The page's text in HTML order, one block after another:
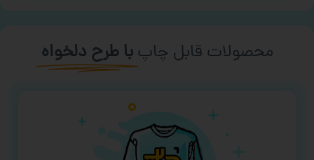
محصولات قابل چاپ با طرح دلخواه